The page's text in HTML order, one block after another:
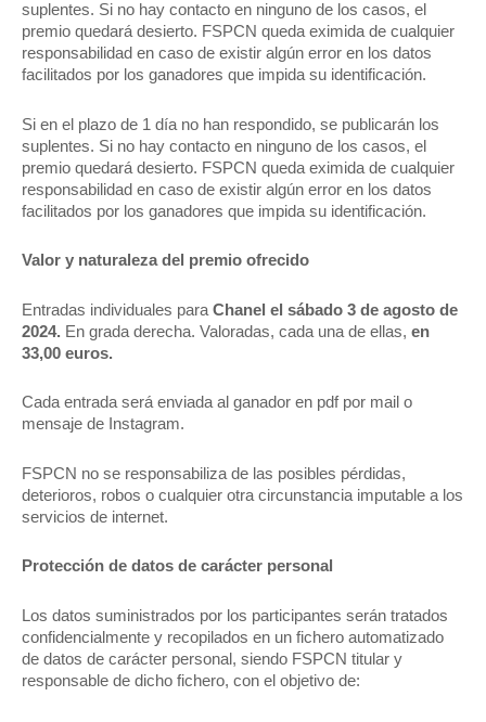
suplentes. Si no hay contacto en ninguno de los casos, el
premio quedará desierto. FSPCN queda eximida de cualquier
responsabilidad en caso de existir algún error en los datos
facilitados por los ganadores que impida su identificación.
Si en el plazo de 1 día no han respondido, se publicarán los
suplentes. Si no hay contacto en ninguno de los casos, el
premio quedará desierto. FSPCN queda eximida de cualquier
responsabilidad en caso de existir algún error en los datos
facilitados por los ganadores que impida su identificación.
Valor y naturaleza del premio ofrecido
Entradas individuales para Chanel el sábado 3 de agosto de
2024. En grada derecha. Valoradas, cada una de ellas, en
33,00 euros.
Cada entrada será enviada al ganador en pdf por mail o
mensaje de Instagram.
FSPCN no se responsabiliza de las posibles pérdidas,
deterioros, robos o cualquier otra circunstancia imputable a los
servicios de internet.
Protección de datos de carácter personal
Los datos suministrados por los participantes serán tratados
confidencialmente y recopilados en un fichero automatizado
de datos de carácter personal, siendo FSPCN titular y
responsable de dicho fichero, con el objetivo de: